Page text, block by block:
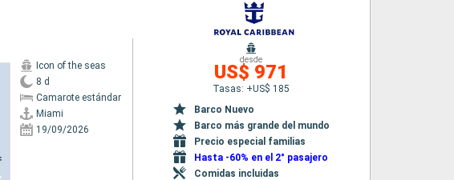
Icon of the seas
8 d
Camarote estándar
Miami
19/09/2026
desde
US$ 971
Tasas: +US$ 185
Barco Nuevo
Barco más grande del mundo
Precio especial familias
Hasta -60% en el 2° pasajero
Comidas incluidas